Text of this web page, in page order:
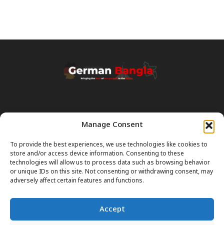
Manage Consent
To provide the best experiences, we use technologies like cookies to
store and/or access device information. Consenting to these
technologies will allow us to process data such as browsing behavior
or unique IDs on this site. Not consenting or withdrawing consent, may
adversely affect certain features and functions.
Accept
Transparency & Disclaimer:
Some content and images on this site are generated with the
assistance of Artificial Intelligence (AI). While we strive for accuracy, AI
can occasionally produce incorrect or outdated information.
Please Note:The content on GermanBangla.com is intended solely
professional advice. Always verify official rules (Visas, Laws, Taxes)
with government authorities before taking action.